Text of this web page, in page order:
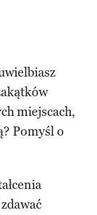
miejscach,
Pomyśl o